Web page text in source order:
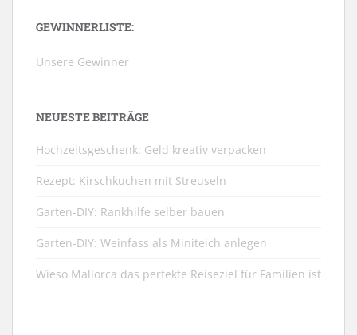
GEWINNERLISTE:
Unsere Gewinner
NEUESTE BEITRÄGE
Hochzeitsgeschenk: Geld kreativ verpacken
Rezept: Kirschkuchen mit Streuseln
Garten-DIY: Rankhilfe selber bauen
Garten-DIY: Weinfass als Miniteich anlegen
Wieso Mallorca das perfekte Reiseziel für Familien ist